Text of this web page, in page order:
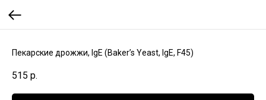
Пекарские дрожжи, IgE (Baker’s Yeast, IgE, F45)
515 р.